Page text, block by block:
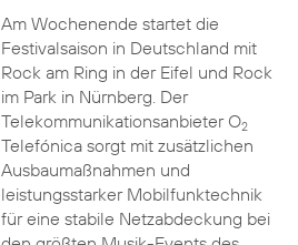
Am Wochenende startet die
Festivalsaison in Deutschland mit
Rock am Ring in der Eifel und Rock
im Park in Nürnberg. Der
Telekommunikationsanbieter O2
Telefónica sorgt mit zusätzlichen
Ausbaumaßnahmen und
leistungsstarker Mobilfunktechnik
für eine stabile Netzabdeckung bei